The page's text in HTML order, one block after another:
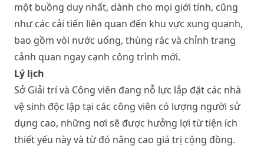
một buồng duy nhất, dành cho mọi giới tính, cũng
như các cải tiến liên quan đến khu vực xung quanh,
bao gồm vòi nước uống, thùng rác và chỉnh trang
cảnh quan ngay cạnh công trình mới.
Lý lịch
Sở Giải trí và Công viên đang nỗ lực lắp đặt các nhà
vệ sinh độc lập tại các công viên có lượng người sử
dụng cao, những nơi sẽ được hưởng lợi từ tiện ích
thiết yếu này và từ đó nâng cao giá trị cộng đồng.